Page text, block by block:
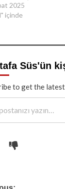
2025
içinde
Süs'ün
to get the